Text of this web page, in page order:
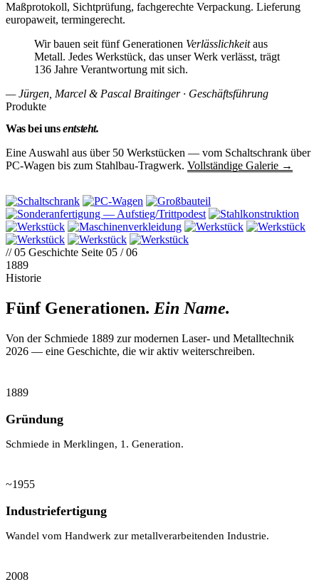
Maßprotokoll, Sichtprüfung, fachgerechte Verpackung. Lieferung
europaweit, termingerecht.
Wir bauen seit fünf Generationen Verlässlichkeitaus
Metall. Jedes Werkstück, das unser Werk verlässt, trägt
136 Jahre Verantwortung mit sich.
— Jürgen, Marcel & Pascal Braitinger · Geschäftsführung
Produkte
Was bei unsentsteht.
Eine Auswahl aus über 50 Werkstücken — vom Schaltschrank über
PC-Wagen bis zum Stahlbau-Tragwerk. Vollständige Galerie →
// 05 Geschichte Seite 05 / 06
1889
Historie
Fünf Generationen. Ein Name.
Von der Schmiede 1889 zur modernen Laser- und Metalltechnik
2026 — eine Geschichte, die wir aktiv weiterschreiben.
1889
Gründung
Schmiede in Merklingen, 1. Generation.
~1955
Industriefertigung
Wandel vom Handwerk zur metall­verarbeitenden Industrie.
2008